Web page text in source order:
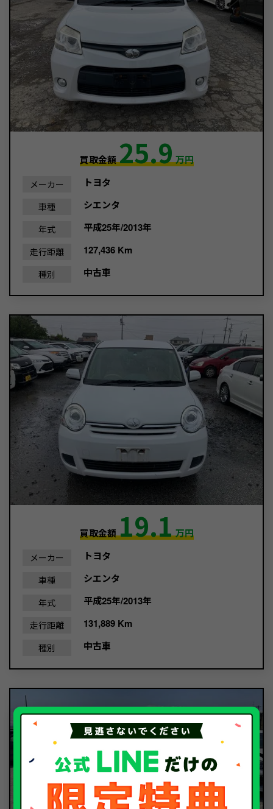
買取金額25.9万円
メーカー トヨタ
車種 シエンタ
年式 平成25年/2013年
走行距離 127,436 Km
種別 中古車
買取金額19.1万円
メーカー トヨタ
車種 シエンタ
年式 平成25年/2013年
走行距離 131,889 Km
種別 中古車